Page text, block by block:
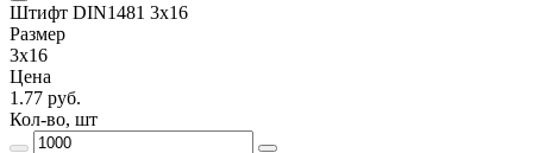
Штифт DIN1481 3х16
Размер
3х16
Цена
1.77 руб.
Кол-во, шт